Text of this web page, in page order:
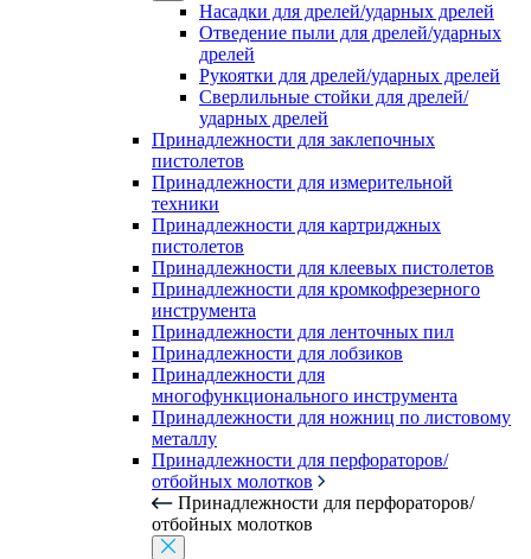
Насадки для дрелей/ударных дрелей
Отведение пыли для дрелей/ударных
дрелей
Рукоятки для дрелей/ударных дрелей
Сверлильные стойки для дрелей/
ударных дрелей
Принадлежности для заклепочных
пистолетов
Принадлежности для измерительной
техники
Принадлежности для картриджных
пистолетов
Принадлежности для клеевых пистолетов
Принадлежности для кромкофрезерного
инструмента
Принадлежности для ленточных пил
Принадлежности для лобзиков
Принадлежности для
многофункционального инструмента
Принадлежности для ножниц по листовому
металлу
Принадлежности для перфораторов/
отбойных молотков
Принадлежности для перфораторов/
отбойных молотков